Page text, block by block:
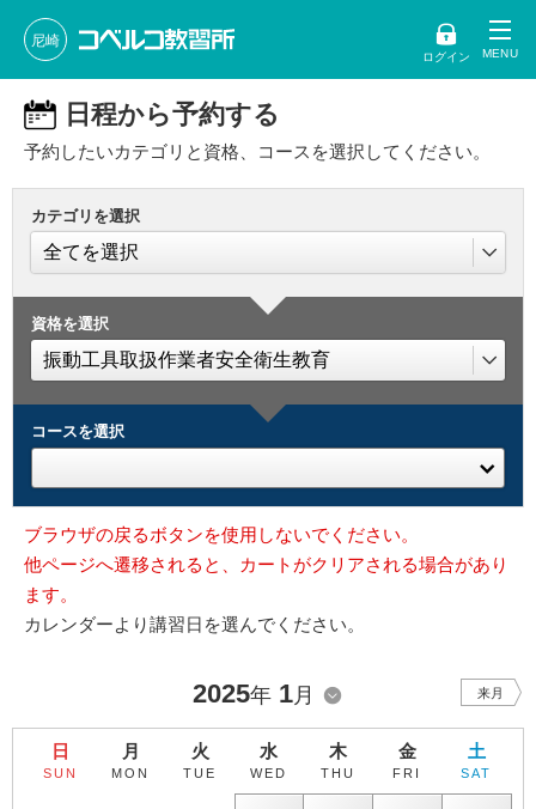
尼崎
ログイン
日程から予約する
予約したいカテゴリと資格、コースを選択してください。
カテゴリを選択
資格を選択
コースを選択
ブラウザの戻るボタンを使用しないでください。
他ページへ遷移されると、カートがクリアされる場合があり
ます。
カレンダーより講習日を選んでください。
2025年 1月 来月
日
SUN
月
MON
火
TUE
水
WED
木
THU
金
FRI
土
SAT